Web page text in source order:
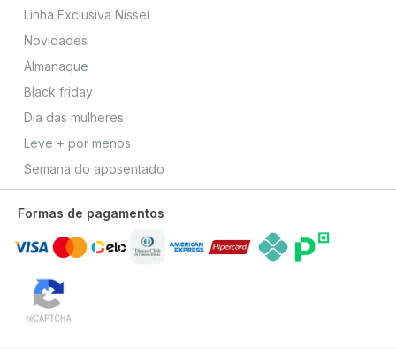
Linha Exclusiva Nissei
Novidades
Almanaque
Black friday
Dia das mulheres
Leve + por menos
Semana do aposentado
Formas de pagamentos